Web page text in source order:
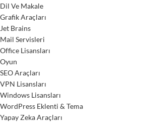
Dil Ve Makale
Grafik Araçları
Jet Brains
Mail Servisleri
Office Lisansları
Oyun
SEO Araçları
VPN Lisansları
Windows Lisansları
WordPress Eklenti & Tema
Yapay Zeka Araçları